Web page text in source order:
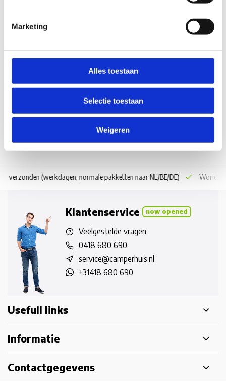
Marketing
Alles toestaan
Selectie toestaan
Weigeren
€168,60
verzonden (werkdagen, normale pakketten naar NL/BE/DE) World
Klantenservice now opened
Veelgestelde vragen
0418 680 690
service@camperhuis.nl
+31418 680 690
Usefull links
Informatie
Contactgegevens